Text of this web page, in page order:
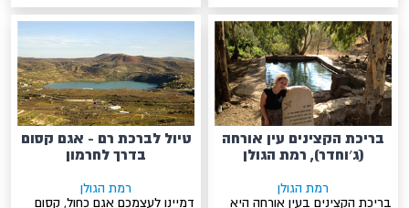
בריכת הקצינים עין אורחה
(ג׳וחדר), רמת הגולן
רמת הגולן
בריכת הקצינים בעין אורחה היא
טיול לברכת רם - אגם קסום
בדרך לחרמון
רמת הגולן
דמיינו לעצמכם אגם כחול, קסום